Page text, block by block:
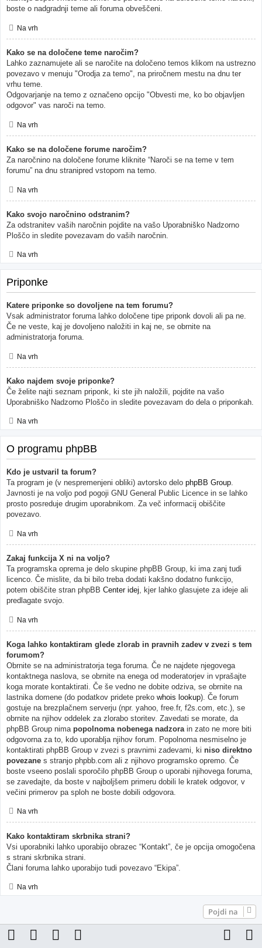
boste o nadgradnji teme ali foruma obveščeni.
Na vrh
Kako se na določene teme naročim?
Lahko zaznamujete ali se naročite na določeno temos klikom na ustrezno
povezavo v menuju "Orodja za temo", na priročnem mestu na dnu ter
vrhu teme.
Odgovarjanje na temo z označeno opcijo "Obvesti me, ko bo objavljen
odgovor" vas naroči na temo.
Na vrh
Kako se na določene forume naročim?
Za naročnino na določene forume kliknite “Naroči se na teme v tem
forumu” na dnu stranipred vstopom na temo.
Na vrh
Kako svojo naročnino odstranim?
Za odstranitev vaših naročnin pojdite na vašo Uporabniško Nadzorno
Ploščo in sledite povezavam do vaših naročnin.
Na vrh
Priponke
Katere priponke so dovoljene na tem forumu?
Vsak administrator foruma lahko določene tipe priponk dovoli ali pa ne.
Če ne veste, kaj je dovoljeno naložiti in kaj ne, se obrnite na
administratorja foruma.
Na vrh
Kako najdem svoje priponke?
Če želite najti seznam priponk, ki ste jih naložili, pojdite na vašo
Uporabniško Nadzorno Ploščo in sledite povezavam do dela o priponkah.
Na vrh
O programu phpBB
Kdo je ustvaril ta forum?
Ta program je (v nespremenjeni obliki) avtorsko delo phpBB Group.
Javnosti je na voljo pod pogoji GNU General Public Licence in se lahko
prosto posreduje drugim uporabnikom. Za več informacij obiščite
povezavo.
Na vrh
Zakaj funkcija X ni na voljo?
Ta programska oprema je delo skupine phpBB Group, ki ima zanj tudi
licenco. Če mislite, da bi bilo treba dodati kakšno dodatno funkcijo,
potem obiščite stran phpBB Center idej, kjer lahko glasujete za ideje ali
predlagate svojo.
Na vrh
Koga lahko kontaktiram glede zlorab in pravnih zadev v zvezi s tem
forumom?
Obrnite se na administratorja tega foruma. Če ne najdete njegovega
kontaktnega naslova, se obrnite na enega od moderatorjev in vprašajte
koga morate kontaktirati. Če še vedno ne dobite odziva, se obrnite na
lastnika domene (do podatkov pridete preko whois lookup). Če forum
gostuje na brezplačnem serverju (npr. yahoo, free.fr, f2s.com, etc.), se
obrnite na njihov oddelek za zlorabo storitev. Zavedati se morate, da
phpBB Group nima popolnoma nobenega nadzora in zato ne more biti
odgovorna za to, kdo uporablja njihov forum. Popolnoma nesmiselno je
kontaktirati phpBB Group v zvezi s pravnimi zadevami, ki niso direktno
povezane s stranjo phpbb.com ali z njihovo programsko opremo. Če
boste vseeno poslali sporočilo phpBB Group o uporabi njihovega foruma,
se zavedajte, da boste v najboljšem primeru dobili le kratek odgovor, v
večini primerov pa sploh ne boste dobili odgovora.
Na vrh
Kako kontaktiram skrbnika strani?
Vsi uporabniki lahko uporabijo obrazec “Kontakt”, če je opcija omogočena
s strani skrbnika strani.
Člani foruma lahko uporabijo tudi povezavo “Ekipa”.
Na vrh
Pojdi na